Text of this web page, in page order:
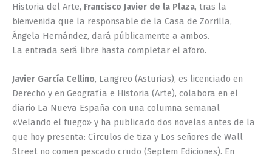
Historia del Arte, Francisco Javier de la Plaza, tras la
bienvenida que la responsable de la Casa de Zorrilla,
Ángela Hernández, dará públicamente a ambos.
La entrada será libre hasta completar el aforo.
Javier García Cellino, Langreo (Asturias), es licenciado en
Derecho y en Geografía e Historia (Arte), colabora en el
diario La Nueva España con una columna semanal
«Velando el fuego» y ha publicado dos novelas antes de la
que hoy presenta: Círculos de tiza y Los señores de Wall
Street no comen pescado crudo (Septem Ediciones). En